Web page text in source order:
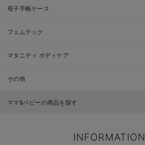
母子手帳ケース
フェムテック
マタニティ ボディケア
その他
ママ&ベビーの商品を探す
INFORMATION